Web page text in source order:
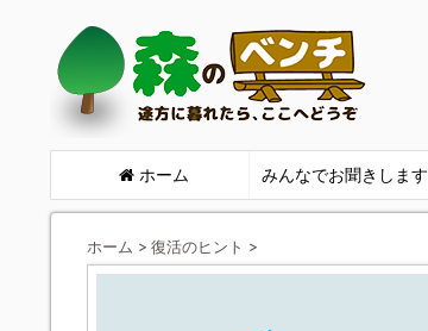
ホーム みんなでお聞きします
ホーム > 復活のヒント >